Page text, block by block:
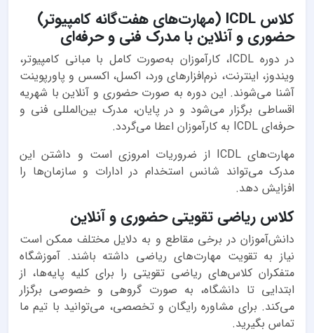
کلاس ICDL (مهارت‌های هفت‌گانه کامپیوتر)
حضوری و آنلاین با مدرک فنی و حرفه‌ای
در دوره ICDL، کارآموزان به‌صورت کامل با مبانی کامپیوتر،
ویندوز، اینترنت، نرم‌افزارهای ورد، اکسل، اکسس و پاورپوینت
آشنا می‌شوند. این دوره به صورت حضوری و آنلاین با شهریه
اقساطی برگزار می‌شود و در پایان، مدرک بین‌المللی فنی و
حرفه‌ای ICDL به کارآموزان اعطا می‌گردد.
مهارت‌های ICDL از ضروریات امروزی است و داشتن این
مدرک می‌تواند شانس استخدام در ادارات و سازمان‌ها را
افزایش دهد.
کلاس ریاضی تقویتی حضوری و آنلاین
دانش‌آموزان در برخی مقاطع و به دلایل مختلف ممکن است
نیاز به تقویت مهارت‌های ریاضی داشته باشند. آموزشگاه
متفکران کلاس‌های ریاضی تقویتی را برای کلیه پایه‌ها، از
ابتدایی تا دانشگاه، به صورت گروهی و خصوصی برگزار
می‌کند. برای مشاوره رایگان و تخصصی، می‌توانید با تیم ما
تماس بگیرید.